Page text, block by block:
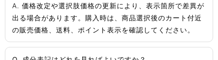
A. 価格改定や選択肢価格の更新により、表示箇所で差異が
出る場合があります。購入時は、商品選択後のカート付近
の販売価格、送料、ポイント表示を確認してください。